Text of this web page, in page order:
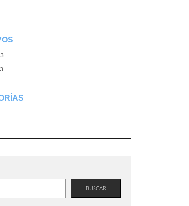
BUSCAR